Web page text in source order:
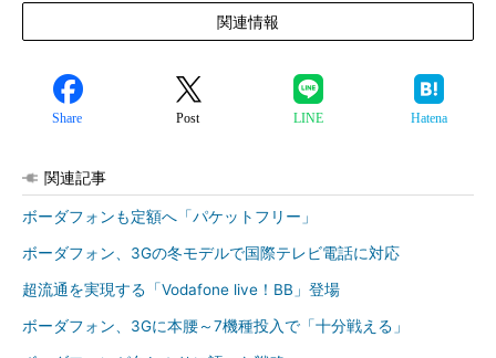
関連情報
Share Post LINE Hatena
関連記事
ボーダフォンも定額へ「パケットフリー」
ボーダフォン、3Gの冬モデルで国際テレビ電話に対応
超流通を実現する「Vodafone live！BB」登場
ボーダフォン、3Gに本腰～7機種投入で「十分戦える」